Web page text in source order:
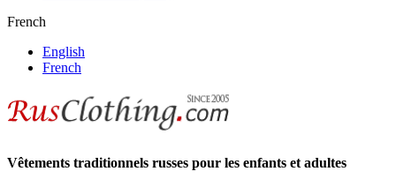
French
English
French
Vêtements traditionnels russes pour les enfants et adultes